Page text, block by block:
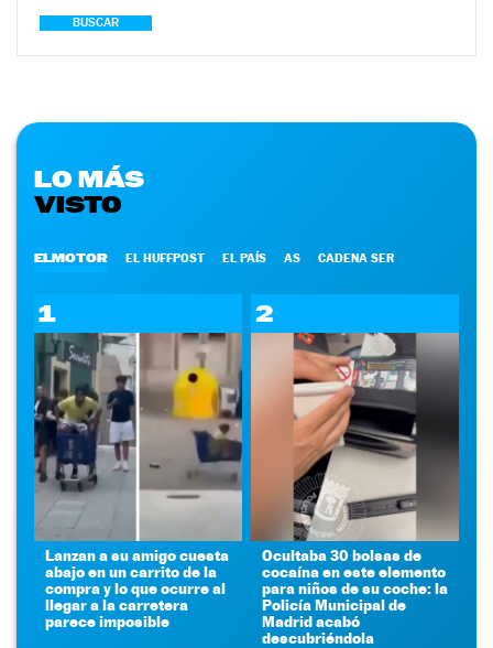
BUSCAR
LO MÁS
VISTO
ELMOTOR EL HUFFPOST EL PAÍS AS CADENA SER
1
Lanzan a su amigo cuesta
abajo en un carrito de la
compra y lo que ocurre al
llegar a la carretera
parece imposible
2
Ocultaba 30 bolsas de
cocaína en este elemento
para niños de su coche: la
Policía Municipal de
Madrid acabó
descubriéndola